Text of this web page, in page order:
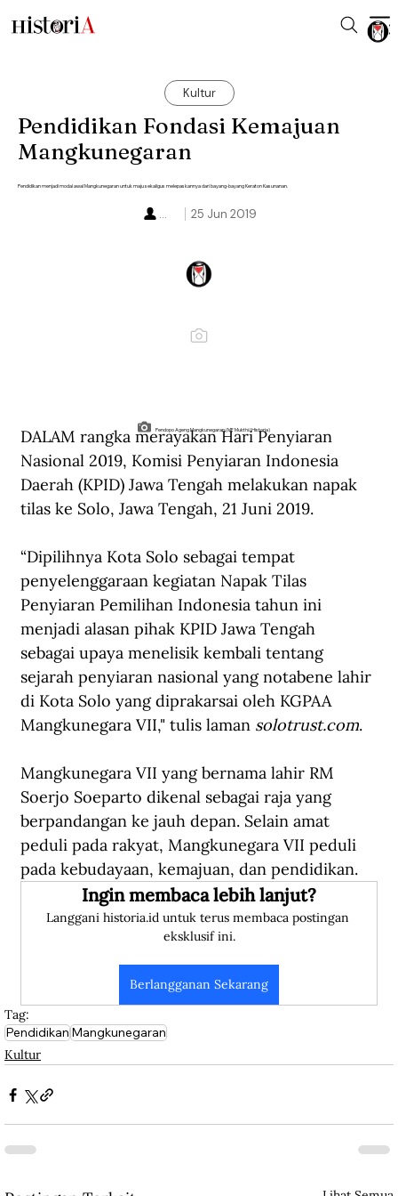
Kultur
Pendidikan Fondasi Kemajuan
Mangkunegaran
Pendidikan menjadi modal awal Mangkunegaran untuk maju sekaligus melepaskannya dari bayang-bayang Keraton Kasunanan.
25 Jun 2019
...
Pendopo Ageng Mangkunegaran (MF Mukthi/Historia)
DALAM rangka merayakan Hari Penyiaran
Nasional 2019, Komisi Penyiaran Indonesia
Daerah (KPID) Jawa Tengah melakukan napak
tilas ke Solo, Jawa Tengah, 21 Juni 2019.
“Dipilihnya Kota Solo sebagai tempat
penyelenggaraan kegiatan Napak Tilas
Penyiaran Pemilihan Indonesia tahun ini
menjadi alasan pihak KPID Jawa Tengah
sebagai upaya menelisik kembali tentang
sejarah penyiaran nasional yang notabene lahir
di Kota Solo yang diprakarsai oleh KGPAA
Mangkunegara VII," tulis laman solotrust.com.
Mangkunegara VII yang bernama lahir RM
Soerjo Soeparto dikenal sebagai raja yang
berpandangan ke jauh depan. Selain amat
peduli pada rakyat, Mangkunegara VII peduli
pada kebudayaan, kemajuan, dan pendidikan.
Ingin membaca lebih lanjut?
Langgani historia.id untuk terus membaca postingan
eksklusif ini.
Berlangganan Sekarang
Tag:
PendidikanMangkunegaran
Kultur